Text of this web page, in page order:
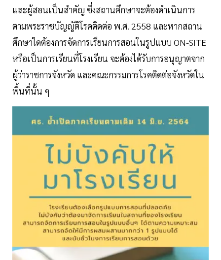
และผู้สอนเป็นสำคัญ ซึ่งสถานศึกษาจะต้องดำเนินการ
ตามพระราชบัญญัติโรคติดต่อ พ.ศ. 2558 และหากสถาน
ศึกษาใดต้องการจัดการเรียนการสอนในรูปแบบ ON-SITE
หรือเป็นการเรียนที่โรงเรียน จะต้องได้รับการอนุญาตจาก
ผู้ว่าราชการจังหวัด และคณะกรรมการโรคติดต่อจังหวัดใน
พื้นที่นั้น ๆ